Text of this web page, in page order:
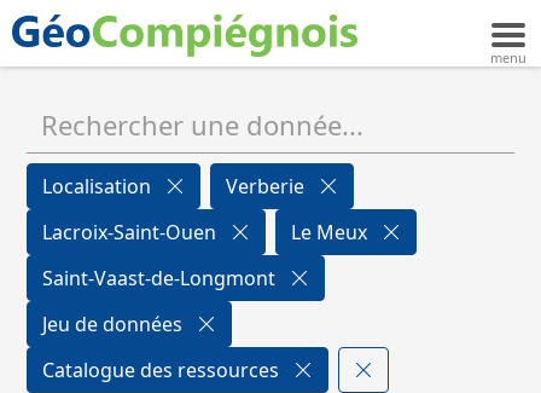
Localisation
Verberie
Lacroix-Saint-Ouen
Le Meux
Saint-Vaast-de-Longmont
Jeu de données
Catalogue des ressources